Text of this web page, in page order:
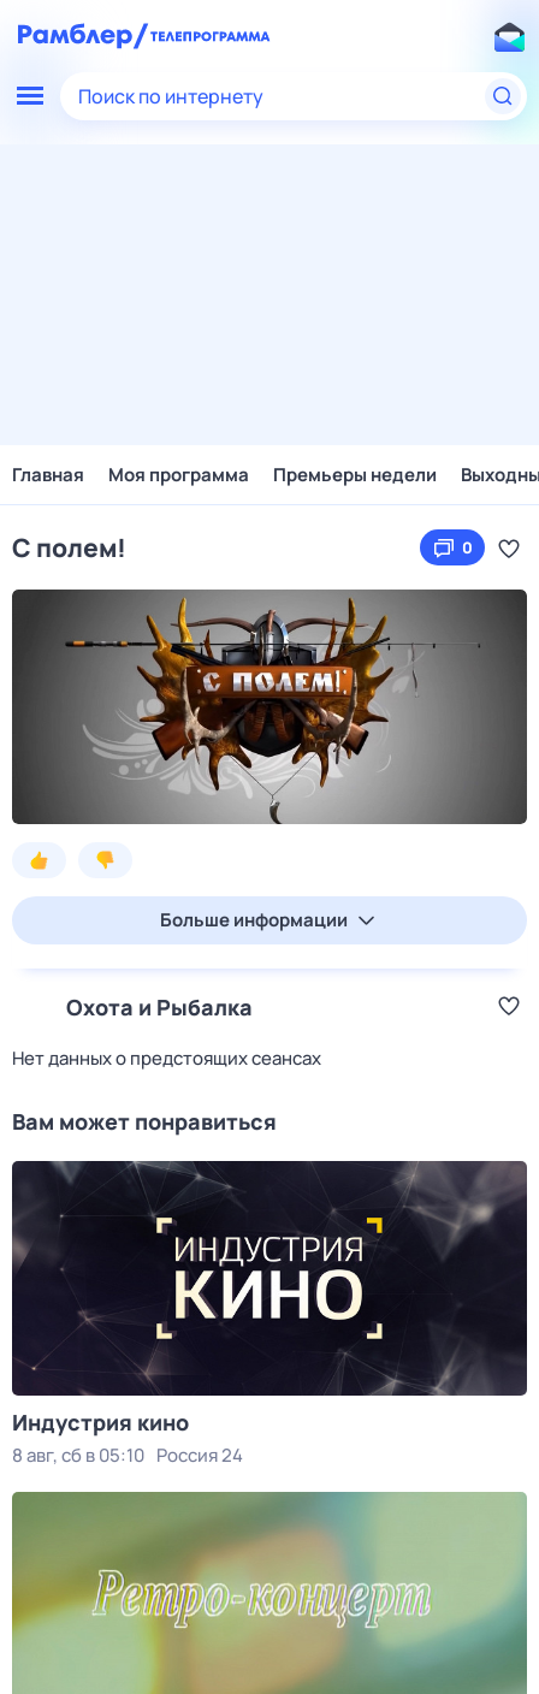
Поиск по интернету
Главная Моя программа Премьеры недели
С полем! 0
Больше информации
Охота и Рыбалка
Нет данных о предстоящих сеансах
Вам может понравиться
Индустрия кино
8 авг, сб в 05:10 Россия 24